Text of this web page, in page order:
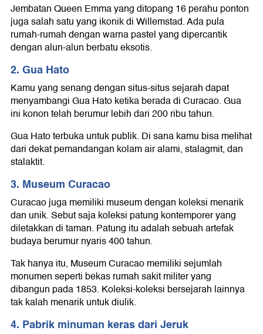
Jembatan Queen Emma yang ditopang 16 perahu ponton
juga salah satu yang ikonik di Willemstad. Ada pula
rumah-rumah dengan warna pastel yang dipercantik
dengan alun-alun berbatu eksotis.
2. Gua Hato
Kamu yang senang dengan situs-situs sejarah dapat
menyambangi Gua Hato ketika berada di Curacao. Gua
ini konon telah berumur lebih dari 200 ribu tahun.
Gua Hato terbuka untuk publik. Di sana kamu bisa melihat
dari dekat pemandangan kolam air alami, stalagmit, dan
stalaktit.
3. Museum Curacao
Curacao juga memiliki museum dengan koleksi menarik
dan unik. Sebut saja koleksi patung kontemporer yang
diletakkan di taman. Patung itu adalah sebuah artefak
budaya berumur nyaris 400 tahun.
Tak hanya itu, Museum Curacao memiliki sejumlah
monumen seperti bekas rumah sakit militer yang
dibangun pada 1853. Koleksi-koleksi bersejarah lainnya
tak kalah menarik untuk diulik.
4. Pabrik minuman keras dari Jeruk